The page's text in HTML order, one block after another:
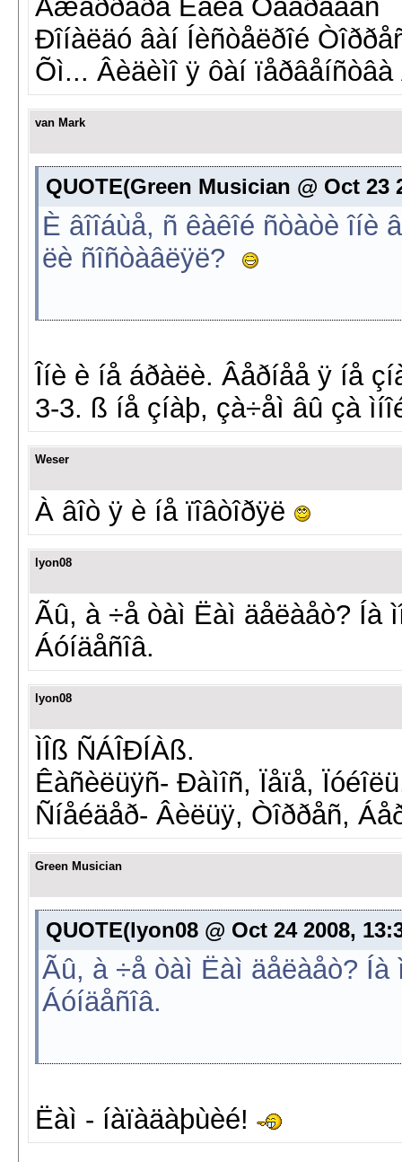
Äæåððàðä Êàêà Ôàáðåãàñ
Ðîíàëäó âàí Íèñòåëðîé
Õì... Âèäèìî ÿ ôàí
van Mark
QUOTE(Green Musician @ Oct 23
È âîîáùå, ñ êàêîé ñòàòè îíè
ëè ñîñòàâëÿë?
Îíè è íå áðàëè. Âåðíåå ÿ íå
3-3. ß íå çíàþ, çà÷åì âû çà
Weser
À âîò ÿ è íå ïîâòîðÿë
lyon08
Ãû, à ÷å òàì Ëàì äåëàåò? Íà
Áóíäåñîâ.
lyon08
ÌÎß ÑÁÎÐÍÀß.
Êàñèëüÿñ- Ðàìîñ, Ïåïå,
Ñíåéäåð- Âèëüÿ, Òîððåñ,
Green Musician
QUOTE(lyon08 @ Oct 24 2008,
Ãû, à ÷å òàì Ëàì äåëàåò?
Áóíäåñîâ.
Ëàì - íàïàäàþùèé!